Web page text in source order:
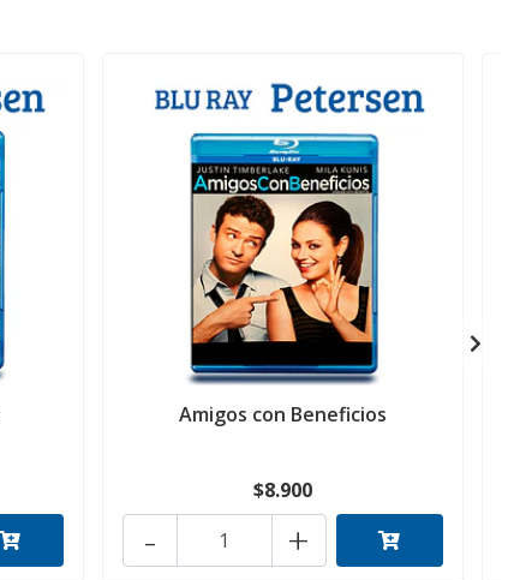
Amigos con Beneficios
$8.900
+
-